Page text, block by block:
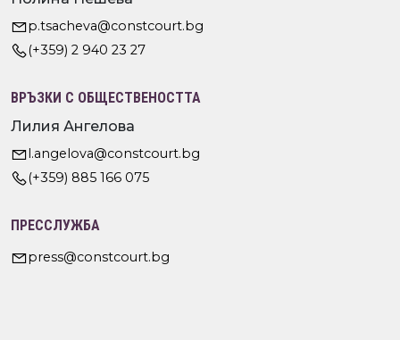
p.tsacheva@constcourt.bg
(+359) 2 940 23 27
ВРЪЗКИ С ОБЩЕСТВЕНОСТТА
Лилия Ангелова
l.angelova@constcourt.bg
(+359) 885 166 075
ПРЕССЛУЖБА
press@constcourt.bg